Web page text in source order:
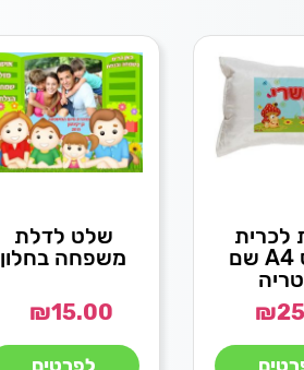
לכרית
הדפס A4 שם
₪
שלט לדלת
משפחה בחלון
₪15.00